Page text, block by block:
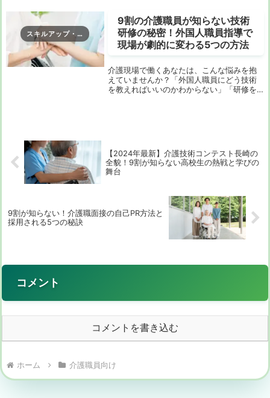
スキルアップ・研修
9割の介護職員が知らない技術
研修の秘密！外国人職員指導で
現場が劇的に変わる5つの方法
介護現場で働くあなたは、こんな悩みを抱
えていませんか？「外国人職員にどう技術
を教えればいいのかわからない」「研修を
【2024年最新】介護技術コンテスト長崎の
全貌！9割が知らない高校生の熱戦と学びの
舞台
9割が知らない！介護職面接の自己PR方法と
採用される5つの秘訣
コメント
コメントを書き込む
ホーム 介護職員向け